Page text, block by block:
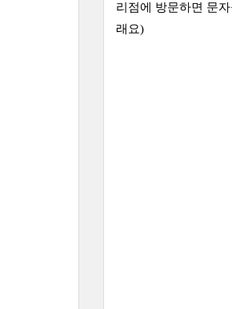
리점에 방문하면 문
래요)